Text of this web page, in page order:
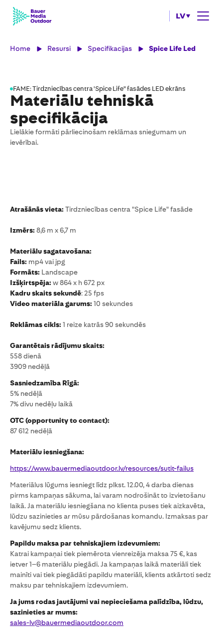
LV
Home Resursi Specifikacijas Spice Life Led
FAME: Tirdzniecības centra 'Spice Life" fasādes LED ekrāns
Materiālu tehniskā
specifikācija
Lielākie formāti pārliecinošam reklāmas sniegumam un
ievērībai.
Atrašānās vieta:Tirdzniecības centra "Spice Life" fasāde
Izmērs:8,6 m x 6,7 m
Materiālu sagatavošana:
Fails: mp4 vai jpg
Formāts: Landscape
Izšķirtspēja:w 864 x h 672 px
Kadru skaits sekundē: 25 fps
Video materiāla garums:10 sekundes
Reklāmas cikls:1 reize katrās 90 sekundēs
Garantētais rādījumu skaits:
558 dienā
3909 nedēļā
Sasniedzamība Rīgā:
5% nedēļā
7% divu nedēļu laikā
OTC (opportunity to contact):
87 612 nedēļā
Materiālu iesniegšana:
https://www.bauermediaoutdoor.lv/resources/sutit-failus
Materiālus lūgums iesniegt līdz plkst. 12.00, 4 darba dienas
pirms kampaņas sākuma, lai varam nodrošināt to izvietošanu
laikā. Ja materiālu iesniegšana no klienta puses tiek aizkavēta,
lūdzu sazinieties ar mūsu pārdošanas komandu. Izmaksas par
kavējumu sedz klients.
Papildu maksa par tehniskajiem izdevumiem:
Katrai kampaņai tiek piemērota vienreizēja maksa 75 €, kas
ietver 1–6 materiālu piegādi. Ja kampaņas laikā materiāli tiek
mainīti vai tiek piegādāti papildu materiāli, klients atkārtoti sedz
maksu par tehniskajiem izdevumiem.
Ja jums rodas jautājumi vai nepieciešama palīdzība, lūdzu,
sazinieties ar mums:
sales-lv@bauermediaoutdoor.com